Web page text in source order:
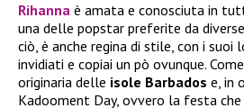
Rihanna è amata e conosciuta in
una delle popstar preferite da
ciò, è anche regina di stile, con i suoi
invidiati e copiai un pò ovunque.
originaria delle isole Barbados e, in
Kadooment Day, ovvero la festa